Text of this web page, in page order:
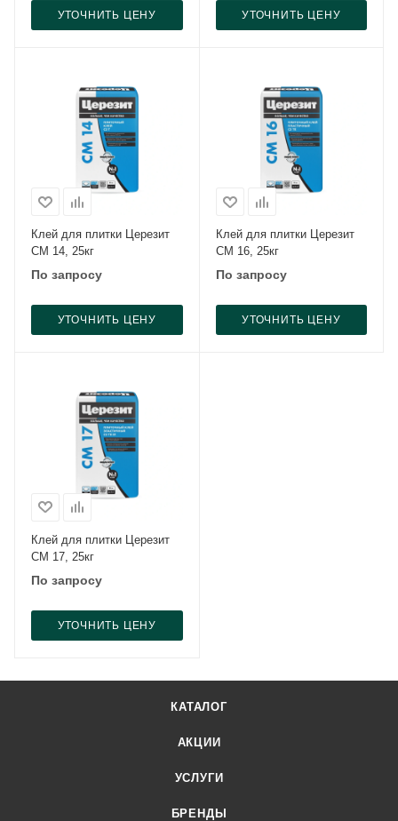
УТОЧНИТЬ ЦЕНУ УТОЧНИТЬ ЦЕНУ
Клей для плитки Церезит
CM 14, 25кг
По запросу
УТОЧНИТЬ ЦЕНУ
Клей для плитки Церезит
CM 16, 25кг
По запросу
УТОЧНИТЬ ЦЕНУ
Клей для плитки Церезит
CM 17, 25кг
По запросу
УТОЧНИТЬ ЦЕНУ
КАТАЛОГ
АКЦИИ
УСЛУГИ
БРЕНДЫ